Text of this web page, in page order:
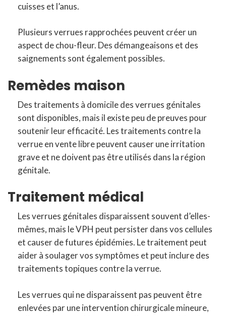
cuisses et l’anus.
Plusieurs verrues rapprochées peuvent créer un
aspect de chou-fleur. Des démangeaisons et des
saignements sont également possibles.
Remèdes maison
Des traitements à domicile des verrues génitales
sont disponibles, mais il existe peu de preuves pour
soutenir leur efficacité. Les traitements contre la
verrue en vente libre peuvent causer une irritation
grave et ne doivent pas être utilisés dans la région
génitale.
Traitement médical
Les verrues génitales disparaissent souvent d’elles-
mêmes, mais le VPH peut persister dans vos cellules
et causer de futures épidémies. Le traitement peut
aider à soulager vos symptômes et peut inclure des
traitements topiques contre la verrue.
Les verrues qui ne disparaissent pas peuvent être
enlevées par une intervention chirurgicale mineure,